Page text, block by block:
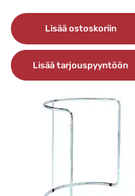
Lisää ostoskoriin
Lisää tarjouspyyntöön